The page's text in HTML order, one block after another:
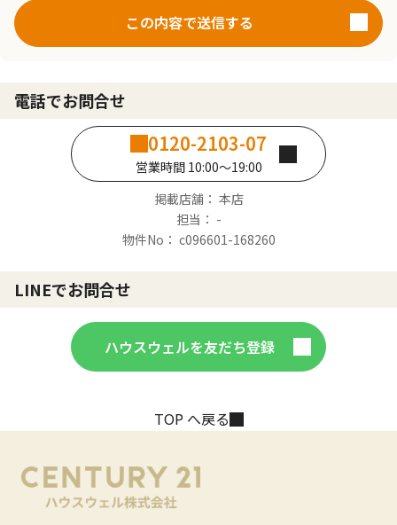
この内容で送信する
電話でお問合せ
0120-2103-07
営業時間 10:00～19:00
掲載店舗： 本店
担当： -
物件No： c096601-168260
LINEでお問合せ
ハウスウェルを友だち登録
TOP へ戻る